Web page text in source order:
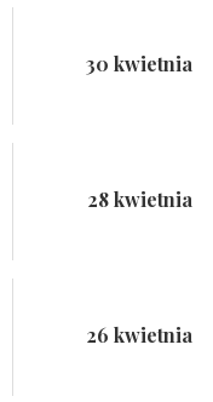
30 kwietnia
28 kwietnia
26 kwietnia